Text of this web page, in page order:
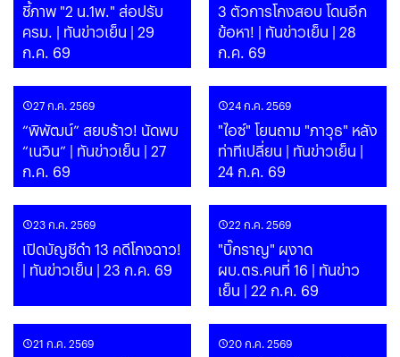
ชี้ภาพ "2 น.1พ." ส่อปรับ
ครม. | ทันข่าวเย็น | 29
ก.ค. 69
3 ตัวการโกงสอบ โดนอีก
ข้อหา! | ทันข่าวเย็น | 28
ก.ค. 69
27 ก.ค. 2569
“พิพัฒน์” สยบร้าว! นัดพบ
“เนวิน” | ทันข่าวเย็น | 27
ก.ค. 69
24 ก.ค. 2569
"ไอซ์" โยนถาม "ภาวุธ" หลัง
ท่าทีเปลี่ยน | ทันข่าวเย็น |
24 ก.ค. 69
23 ก.ค. 2569
เปิดบัญชีดำ 13 คดีโกงฉาว!
| ทันข่าวเย็น | 23 ก.ค. 69
22 ก.ค. 2569
"บิ๊กราญ" ผงาด
ผบ.ตร.คนที่ 16 | ทันข่าว
เย็น | 22 ก.ค. 69
21 ก.ค. 2569 20 ก.ค. 2569